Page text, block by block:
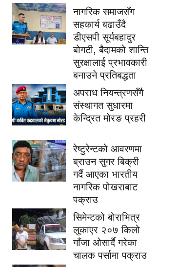
नागरिक समाजसँग
सहकार्य बढाउँदै
डीएसपी सूर्यबहादुर
बोगटी, बैदामको शान्ति
सुरक्षालाई प्रभावकारी
बनाउने प्रतिबद्धता
अपराध नियन्त्रणसँगै
संस्थागत सुधारमा
केन्द्रित मोरङ प्रहरी
रेष्टुरेन्टको आवरणमा
ब्राउन सुगर बिक्री
गर्दै आएका भारतीय
नागरिक पोखराबाट
पक्राउ
सिमेन्टको बोराभित्र
लुकाएर २०७ किलो
गाँजा ओसार्दै गरेका
चालक पर्सामा पक्राउ